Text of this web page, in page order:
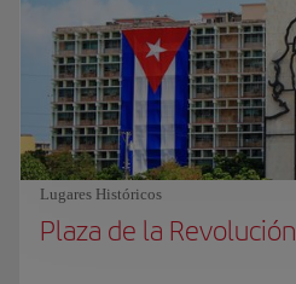
Lugares Históricos
Plaza de la Revolución